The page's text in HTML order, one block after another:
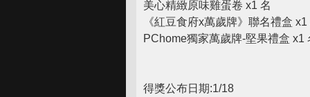
美心精緻原味雞蛋卷 x1 名
《紅豆食府x萬歲牌》聯名禮盒 x1
PChome獨家萬歲牌-堅果禮盒 x1
得獎公布日期:1/18